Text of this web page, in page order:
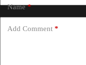
Name*
Add Comment *